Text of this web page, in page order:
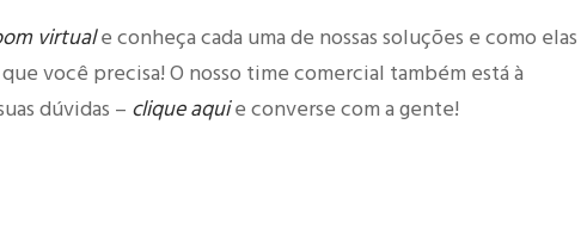
virtuale conheça cada uma de nossas soluções e como elas
você precisa! O nosso time comercial também está à
dúvidas – clique aquie converse com a gente!